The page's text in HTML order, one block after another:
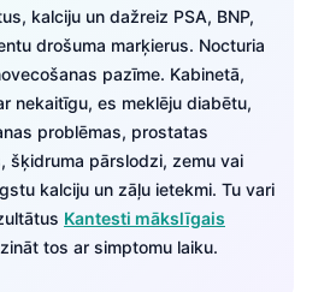
kalciju un dažreiz PSA, BNP,
drošuma marķierus. Nocturia
pazīme. Kabinetā,
nekaitīgu, es meklēju diabētu,
problēmas, prostatas
šķidruma pārslodzi, zemu vai
kalciju un zāļu ietekmi. Tu vari
Kantesti mākslīgais
tos ar simptomu laiku.